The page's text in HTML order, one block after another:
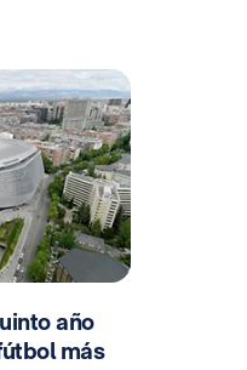
año
más